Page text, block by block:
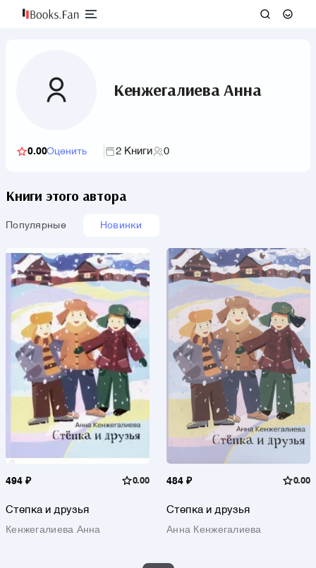
Кенжегалиева Анна
0.00Оценить 2 Книги 0
Книги этого автора
Популярные Новинки
494 ₽ 0.00
Степка и друзья
Кенжегалиева Анна
484 ₽ 0.00
Степка и друзья
Анна Кенжегалиева